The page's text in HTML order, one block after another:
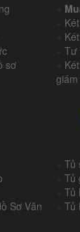
Tư
sơ
Tủ
Tủ
Tủ
Sơ Văn
Tủ